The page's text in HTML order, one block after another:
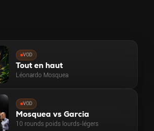
VOD
Tout en haut
Léonardo Mosquea
VOD
Mosquea vs Garcia
10 rounds poids lourds-légers